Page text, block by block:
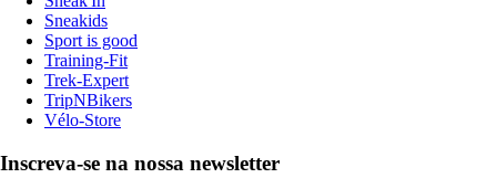
Sneakids
Sport is good
Training-Fit
Trek-Expert
TripNBikers
Vélo-Store
Inscreva-se na nossa newsletter